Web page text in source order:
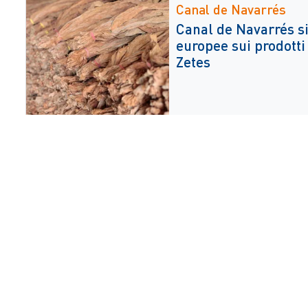
Canal de Navarrés
Canal de Navarrés
europee sui
Zetes